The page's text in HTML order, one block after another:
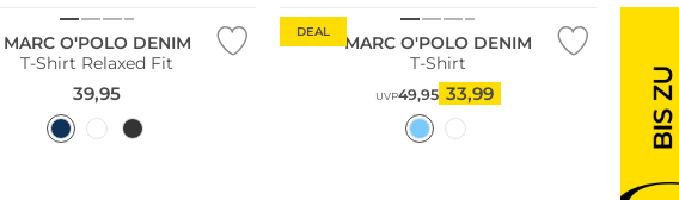
MARC O'POLO DENIM
T-Shirt Relaxed Fit
39,95
DEAL
MARC O'POLO DENIM
T-Shirt
UVP49,95 33,99